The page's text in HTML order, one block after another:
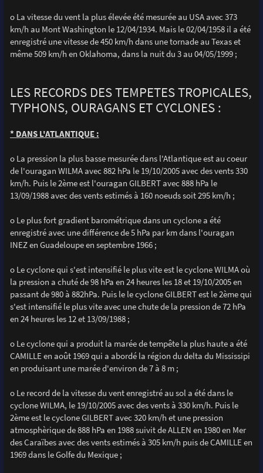
o La vitesse du vent la plus élevée été mesurée au USA avec 373
km/h au Mont Washington le 12/04/1934. Mais le 02/04/1958 il a été
enregistré une vitesse de 450 km/h dans une tornade au Texas et
même 509 km/h en Oklahoma, dans la nuit du 3 au 04/05/1999 ;
LES RECORDS DES TEMPETES TROPICALES,
TYPHONS, OURAGANS ET CYCLONES :
* DANS L'ATLANTIQUE :
o La pression la plus basse mesurée dans l'Atlantique est au coeur
de l'ouragan WILMA avec 882 hPa le 19/10/2005 avec des vents 330
km/h. Puis le 2ème est l'ouragan GILBERT avec 888 hPa le
13/09/1988 avec des vents estimés à 160 noeuds soit 295 km/h ;
o Le plus fort gradient barométrique dans un cyclone a été
enregistré avec une différence de 5 hPa par km dans l'ouragan
INEZ en Guadeloupe en septembre 1966 ;
o Le cyclone qui s'est intensifié le plus vite est le cyclone WILMA où
la pression a chuté de 98 hPa en 24 heures les 18 et 19/10/2005 en
passant de 980 à 882hPa. Puis le le cyclone GILBERT est le 2ème qui
s'est intensifié le plus vite avec une chute de la pression de 72 hPa
en 24 heures les 12 et 13/09/1988 ;
o Le cyclone qui a produit la marée de tempête la plus haute a été
CAMILLE en août 1969 qui a abordé la région du delta du Mississipi
en produisant une marée d'environ de 7 à 8 m ;
o Le record de la vitesse du vent enregistré au sol a été dans le
cyclone WILMA, le 19/10/2005 avec des vents à 330 km/h. Puis le
2ème est le cyclone GILBERT avec 320 km/h et une pression
atmosphèrique de 888 hPa en 1988 suivit de ALLEN en 1980 en Mer
des Caraïbes avec des vents estimés à 305 km/h puis de CAMILLE en
1969 dans le Golfe du Mexique ;